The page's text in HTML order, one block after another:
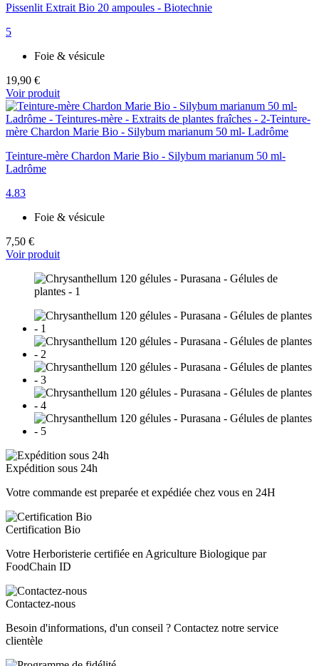
Pissenlit Extrait Bio 20 ampoules - Biotechnie
5
Foie & vésicule
19,90 €
Voir produit
Teinture-mère Chardon Marie Bio - Silybum marianum 50 ml-
Ladrôme
4.83
Foie & vésicule
7,50 €
Voir produit
Expédition sous 24h
Votre commande est preparée et expédiée chez vous en 24H
Certification Bio
Votre Herboristerie certifiée en Agriculture Biologique par
FoodChain ID
Contactez-nous
Besoin d'informations, d'un conseil ? Contactez notre service
clientèle